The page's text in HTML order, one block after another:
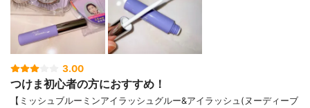
3.00
つけま初心者の方におすすめ！
【ミッシュブルーミンアイラッシュグルー&アイラッシュ(ヌーディーブ